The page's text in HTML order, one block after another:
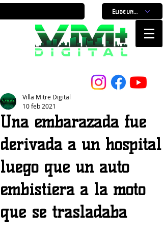
Elige un horario
Una embarazada fue
derivada a un hospital
luego que un auto
embistiera a la moto
que se trasladaba
Villa Mitre Digital
10 feb 2021